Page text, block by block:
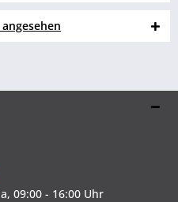
09:00 - 16:00 Uhr